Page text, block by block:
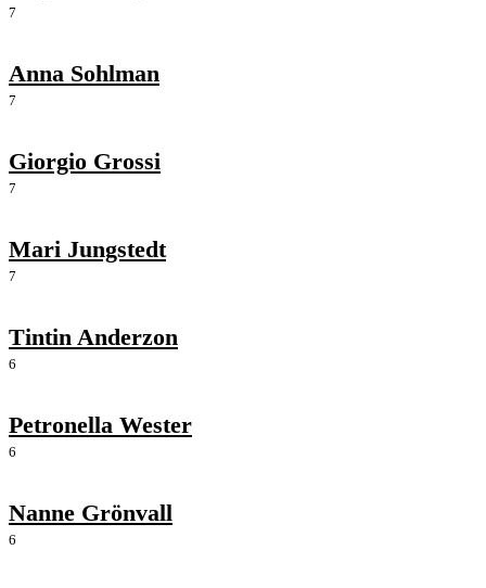
7
Anna Sohlman
7
Giorgio Grossi
7
Mari Jungstedt
7
Tintin Anderzon
6
Petronella Wester
6
Nanne Grönvall
6